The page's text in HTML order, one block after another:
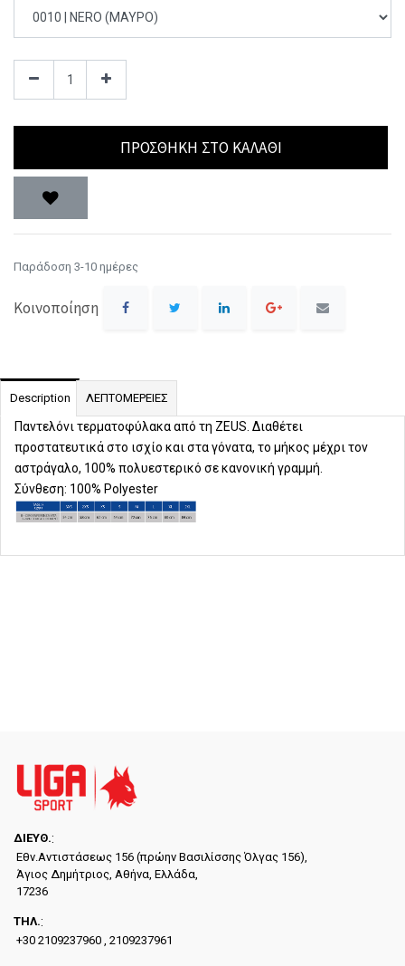
ΠΡΟΣΘΉΚΗ ΣΤΟ ΚΑΛΆΘΙ
Παράδοση 3-10 ημέρες
Κοινοποίηση
Description ΛΕΠΤΟΜΕΡΕΙΕΣ
Παντελόνι τερματοφύλακα από τη ZEUS. Διαθέτει
προστατευτικά στο ισχίο και στα γόνατα, το μήκος μέχρι τον
αστράγαλο, 100% πολυεστερικό σε κανονική γραμμή.
Σύνθεση: 100% Polyester
ΔΙΕYΘ.:
Εθν.Αντιστάσεως 156 (πρώην Βασιλίσσης Όλγας 156),
Άγιος Δημήτριος, Αθήνα, Ελλάδα,
17236
ΤΗΛ.:
+30 2109237960 , 2109237961